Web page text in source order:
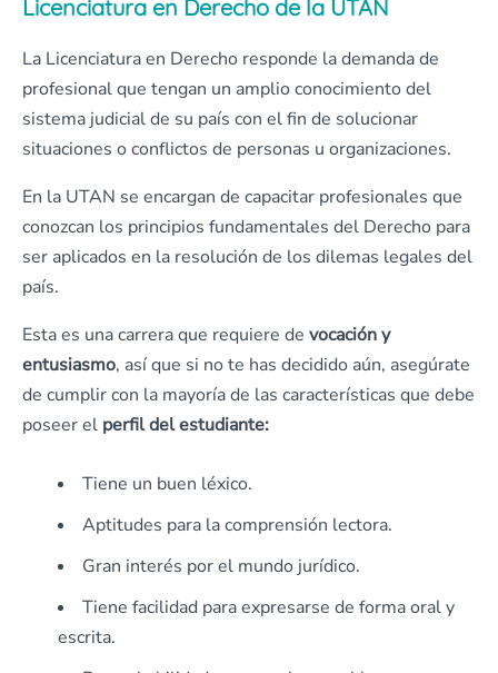
Licenciatura en Derecho de la UTAN
La Licenciatura en Derecho responde la demanda de
profesional que tengan un amplio conocimiento del
sistema judicial de su país con el fin de solucionar
situaciones o conflictos de personas u organizaciones.
En la UTAN se encargan de capacitar profesionales que
conozcan los principios fundamentales del Derecho para
ser aplicados en la resolución de los dilemas legales del
país.
Esta es una carrera que requiere de vocación y
entusiasmo, así que si no te has decidido aún, asegúrate
de cumplir con la mayoría de las características que debe
poseer el perfil del estudiante:
Tiene un buen léxico.
Aptitudes para la comprensión lectora.
Gran interés por el mundo jurídico.
Tiene facilidad para expresarse de forma oral y
escrita.